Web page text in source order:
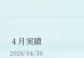
４月実績
2026/04/30